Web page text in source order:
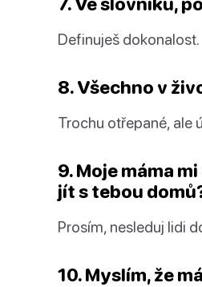
Definuješ dokonalost.
8. Všechno v
Trochu otřepané, ale
9. Moje máma
jít s tebou
Prosím, nesleduj lidi
10. Myslím, že